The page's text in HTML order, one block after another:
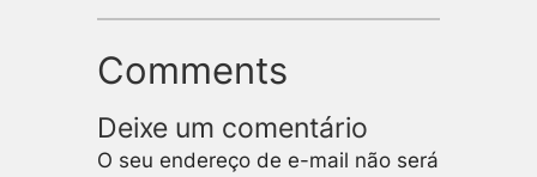
Comments
Deixe um comentário
O seu endereço de e-mail não será